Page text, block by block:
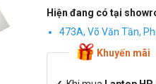
Hiện đang có tại
473A, Võ Văn Tần,
Khuyến mãi